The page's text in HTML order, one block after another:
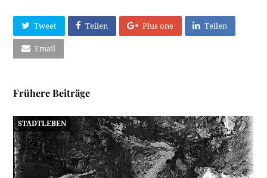
Tweet Teilen Plus one Teilen
Email
Frühere Beiträge
STADTLEBEN